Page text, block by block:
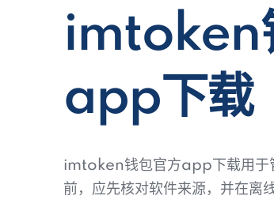
imtoken
app下载
imtoken钱包官方app下载用于
前，应先核对软件来源，并在离